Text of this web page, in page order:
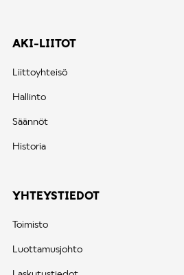
AKI-LIITOT
Liittoyhteisö
Hallinto
Säännöt
Historia
YHTEYSTIEDOT
Toimisto
Luottamusjohto